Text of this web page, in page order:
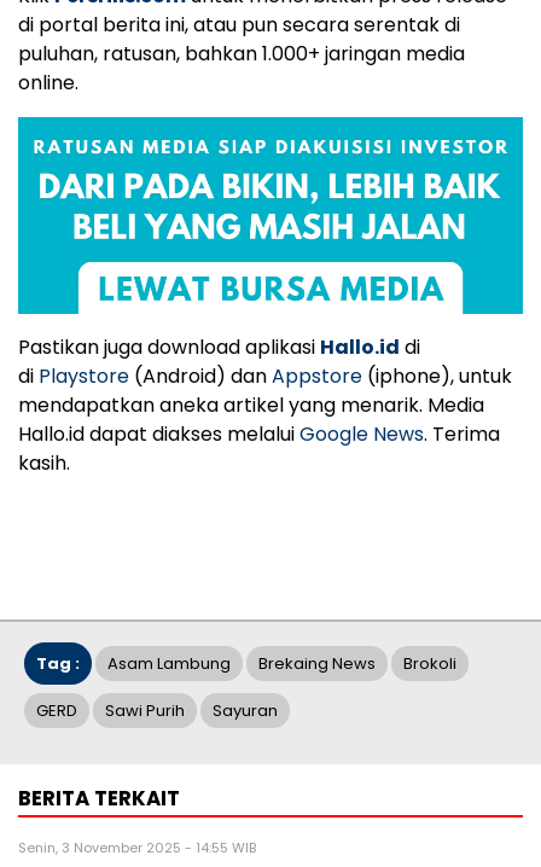
di portal berita ini, atau pun secara serentak di
puluhan, ratusan, bahkan 1.000+ jaringan media
online.
Pastikan juga download aplikasi Hallo.id di
di Playstore (Android) danAppstore (iphone), untuk
mendapatkan aneka artikel yang menarik. Media
Hallo.id dapat diakses melaluiGoogle News. Terima
kasih.
Tag : Asam Lambung Brekaing News Brokoli
GERD Sawi Purih Sayuran
BERITA TERKAIT
Senin, 3 November 2025 - 14:55 WIB